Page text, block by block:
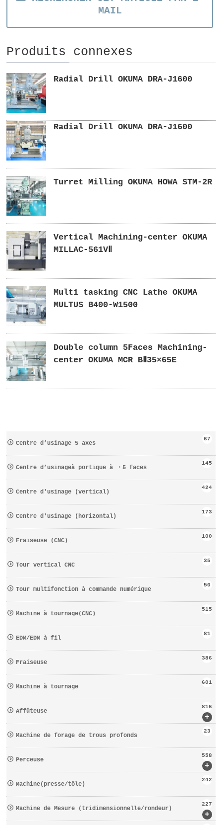
MAIL
Produits connexes
Radial Drill OKUMA DRA-J1600
Radial Drill OKUMA DRA-J1600
Turret Milling OKUMA HOWA STM-2R
Vertical Machining-center OKUMA
MILLAC-561VⅡ
Multi tasking CNC Lathe OKUMA
MULTUS B400-W1500
Double column 5Faces Machining-
center OKUMA MCR BⅡ35×65E
Centre d’usinage 5 axes
67
Centre d’usinageà portique à ・5 faces
145
Centre d′usinage (vertical)
424
Centre d′usinage (horizontal)
173
Fraiseuse (CNC)
100
Tour vertical CNC
35
Tour multifonction à commande numérique
50
Machine à tournage(CNC)
515
EDM/EDM à fil
81
Fraiseuse
386
Machine à tournage
601
+
Affûteuse
816
Machine de forage de trous profonds
23
+
Perceuse
558
Machine(presse/tôle)
242
+
Machine de Mesure (tridimensionnelle/rondeur)
227